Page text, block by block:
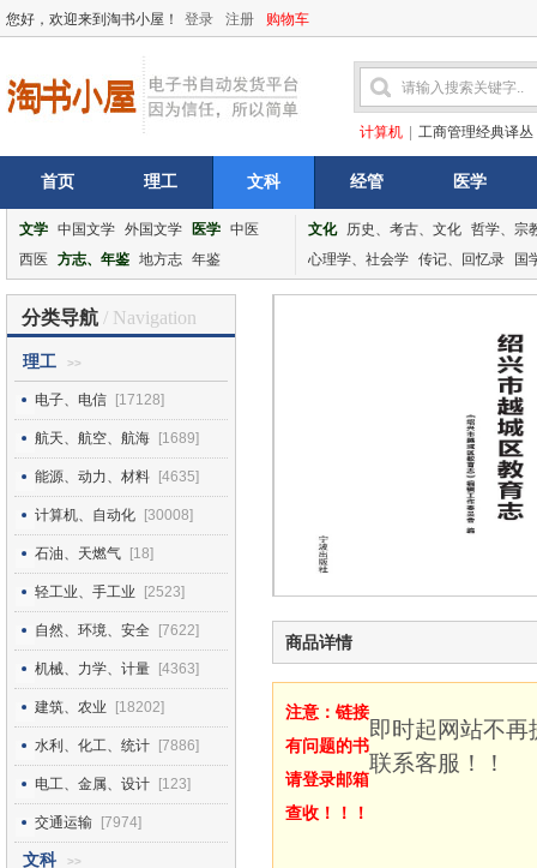
您好，欢迎来到淘书小屋！ 登录 注册 购物车
计算机 工商管理经典译丛
首页 理工 文科 经管 医学
文学 中国文学 外国文学 医学 中医
西医
方志、年鉴 地方志 年鉴
文化 历史、考古、文化 哲学、宗
心理学、社会学 传记、回忆录 国
分类导航 / Navigation
理工 >>
电子、电信 [17128]
航天、航空、航海 [1689]
能源、动力、材料 [4635]
计算机、自动化 [30008]
石油、天燃气 [18]
轻工业、手工业 [2523]
自然、环境、安全 [7622]
机械、力学、计量 [4363]
建筑、农业 [18202]
水利、化工、统计 [7886]
电工、金属、设计 [123]
交通运输 [7974]
文科 >>
商品详情
注意：链接
有问题的书
请登录邮箱
查收！！！
即时起网站不
联系客服！！